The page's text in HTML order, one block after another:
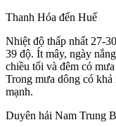
Thanh Hóa đến Huế
Nhiệt độ thấp nhất 27-
39 độ. Ít mây, ngày
chiều tối và đêm có
Trong mưa dông có khả
mạnh.
Duyên hải Nam Trung